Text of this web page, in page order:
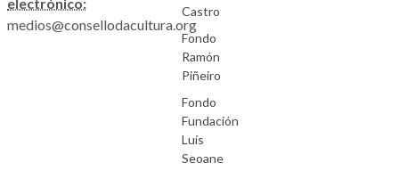
medios@consellodacultura.org
Castro
Fondo
Ramón
Piñeiro
Fondo
Fundación
Luís
Seoane